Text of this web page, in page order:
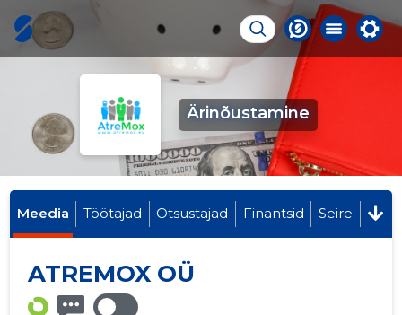
Ärinõustamine
Meedia Töötajad Otsustajad Finantsid Seire
ATREMOX OÜ